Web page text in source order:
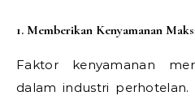
1. Memberikan Kenyamanan
Faktor kenyamanan
dalam industri